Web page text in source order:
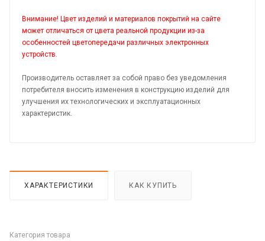
Внимание! Цвет изделий и материалов покрытий на сайте
может отличаться от цвета реальной продукции из-за
особенностей цветопередачи различных электронных
устройств.
Производитель оставляет за собой право без уведомления
потребителя вносить изменения в конструкцию изделий для
улучшения их технологических и эксплуатационных
характеристик.
ХАРАКТЕРИСТИКИ КАК КУПИТЬ
Категория товара